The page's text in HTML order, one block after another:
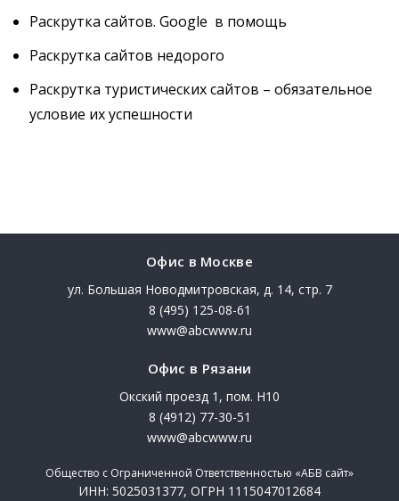
Раскрутка сайтов. Google в помощь
Раскрутка сайтов недорого
Раскрутка туристических сайтов – обязательное
условие их успешности
Офис в Москве
ул. Большая Новодмитровская, д. 14, стр. 7
8 (495) 125-08-61
www@abcwww.ru
Офис в Рязани
Окский проезд 1, пом. Н10
8 (4912) 77-30-51
www@abcwww.ru
Общество с Ограниченной Ответственностью «АБВ сайт»
ИНН: 5025031377, ОГРН 1115047012684